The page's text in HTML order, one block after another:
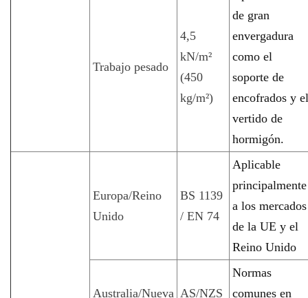
Trabajo pesado
4,5
kN/m²
(450
kg/m²)
de gran
envergadura
como el
soporte de
encofrados y el
vertido de
hormigón.
Europa/Reino
Unido
BS 1139
/ EN 74
Aplicable
principalmente
a los mercados
de la UE y el
Reino Unido
Australia/Nueva AS/NZS
Normas
comunes en